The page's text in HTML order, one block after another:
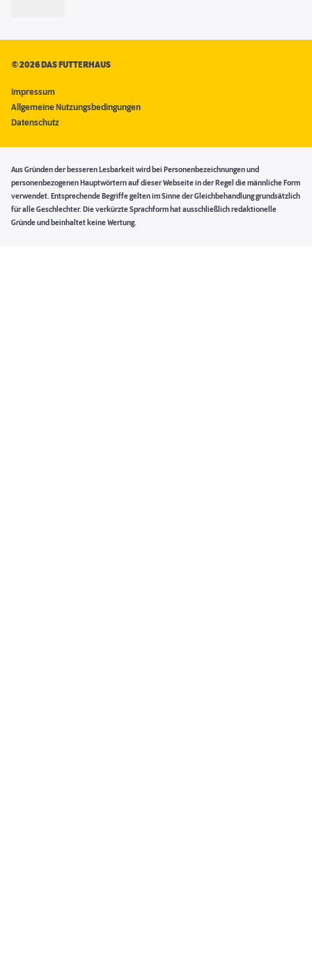
©2026 DAS FUTTERHAUS
Impressum
Allgemeine Nutzungsbedingungen
Datenschutz
Aus Gründen der besseren Lesbarkeit wird bei Personenbezeichnungen und
personenbezogenen Hauptwörtern auf dieser Webseite in der Regel die männliche Form
verwendet. Entsprechende Begriffe gelten im Sinne der Gleichbehandlung grundsätzlich
für alle Geschlechter. Die verkürzte Sprachform hat ausschließlich redaktionelle
Gründe und beinhaltet keine Wertung.